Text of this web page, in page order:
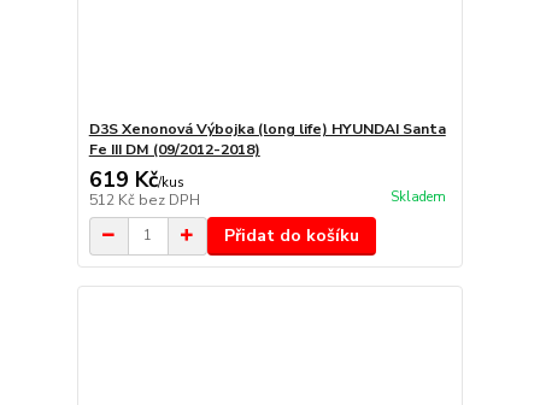
D3S Xenonová Výbojka (long life) HYUNDAI Santa
Fe III DM (09/2012-2018)
619 Kč/kus
512 Kč bez DPH Skladem
Přidat do košíku